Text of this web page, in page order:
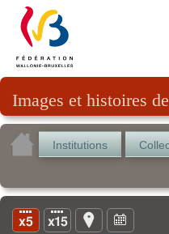
Images et histoires
Institutions